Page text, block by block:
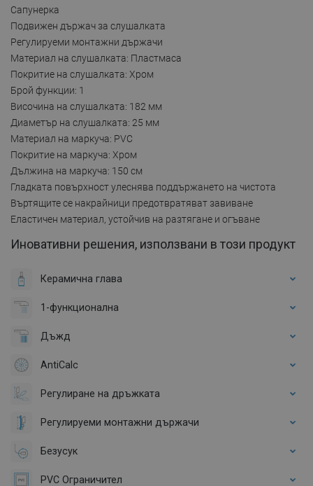
Сапунерка
Подвижен държач за слушалката
Регулируеми монтажни държачи
Материал на слушалката: Пластмаса
Покритие на слушалката: Хром
Брой функции: 1
Височина на слушалката: 182 мм
Диаметър на слушалката: 25 мм
Материал на маркуча: PVC
Покритие на маркуча: Хром
Дължина на маркуча: 150 см
Гладката повърхност улеснява поддържането на чистота
Въртящите се накрайници предотвратяват завиване
Еластичен материал, устойчив на разтягане и огъване
Иновативни решения, използвани в този продукт
Керамична глава
1-функционална
Дъжд
AntiCalc
Регулиране на дръжката
Регулируеми монтажни държачи
Безусук
PVC Ограничител